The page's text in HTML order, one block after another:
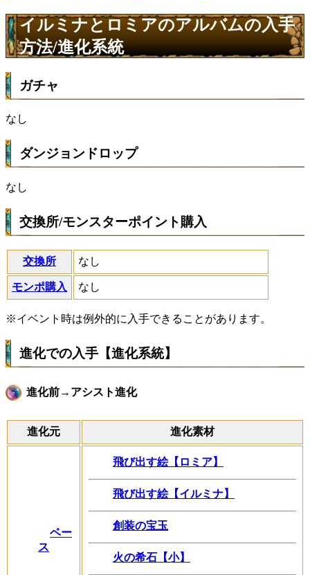
イルミナとロミアのアルバムの入手
方法/進化系統
ガチャ
なし
ダンジョンドロップ
なし
交換所/モンスターポイント購入
交換所 なし
モンポ購入 なし
※イベント時は例外的に入手できることがあります。
進化での入手【進化系統】
進化前→アシスト進化
進化元 進化素材
ベー
ス
飛び出す絵【ロミア】
飛び出す絵【イルミナ】
創装の宝玉
火の希石【小】